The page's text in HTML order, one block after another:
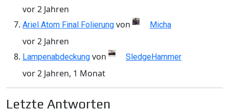
vor 2 Jahren
Ariel Atom Final Folierung von Micha
vor 2 Jahren
Lampenabdeckung von SledgeHammer
vor 2 Jahren, 1 Monat
Letzte Antworten